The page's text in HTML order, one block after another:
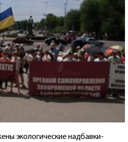
экологические надбавки-